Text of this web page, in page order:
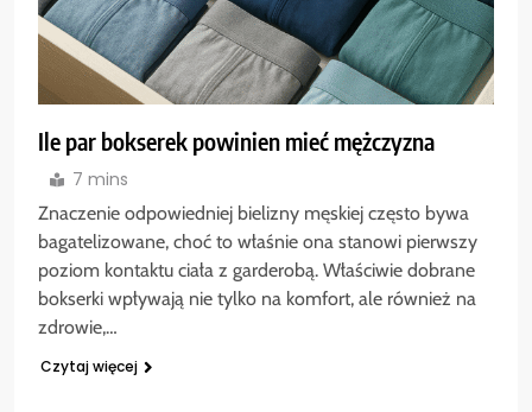
Ile par bokserek powinien mieć mężczyzna
7 mins
Znaczenie odpowiedniej bielizny męskiej często bywa
bagatelizowane, choć to właśnie ona stanowi pierwszy
poziom kontaktu ciała z garderobą. Właściwie dobrane
bokserki wpływają nie tylko na komfort, ale również na
zdrowie,…
Czytaj więcej